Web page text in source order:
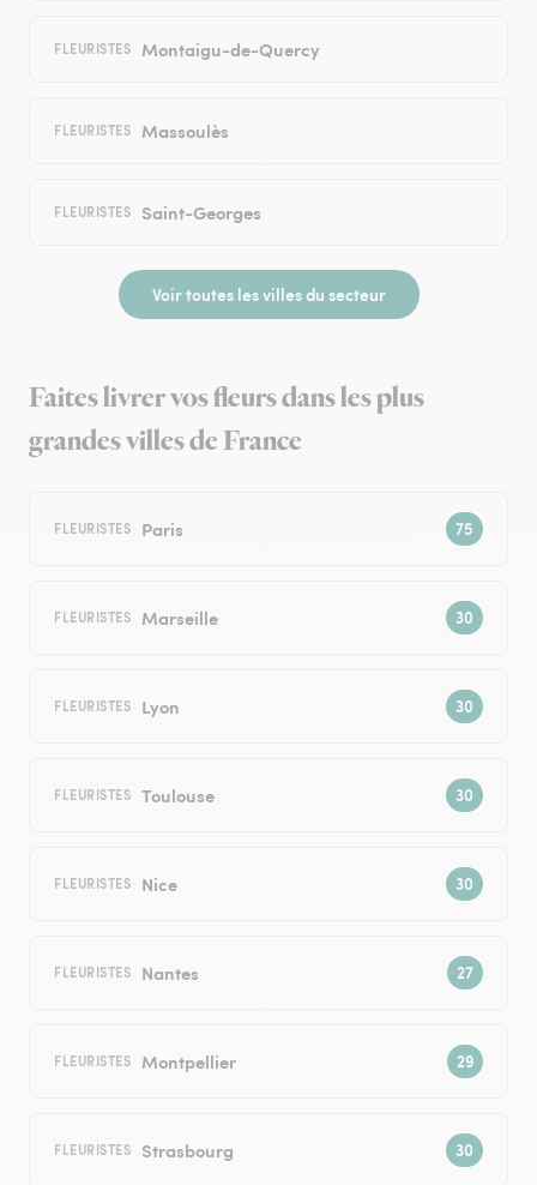
FLEURISTES Montaigu-de-Quercy
FLEURISTES Massoulès
FLEURISTES Saint-Georges
Voir toutes les villes du secteur
Faites livrer vos fleurs dans les plus
grandes villes de France
FLEURISTES Paris
FLEURISTES Marseille
FLEURISTES Lyon
FLEURISTES Toulouse
FLEURISTES Nice
FLEURISTES Nantes
FLEURISTES Montpellier
FLEURISTES Strasbourg